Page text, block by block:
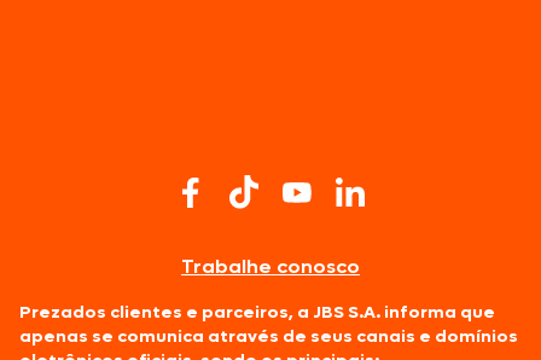
Trabalhe conosco
Prezados clientes e parceiros, a JBS S.A. informa que
apenas se comunica através de seus canais e domínios